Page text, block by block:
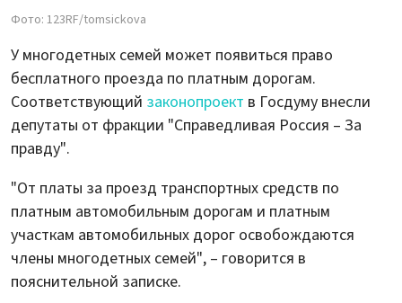
Фото: 123RF/tomsickova
У многодетных семей может появиться право
бесплатного проезда по платным дорогам.
Соответствующий законопроект в Госдуму внесли
депутаты от фракции "Справедливая Россия – За
правду".
"От платы за проезд транспортных средств по
платным автомобильным дорогам и платным
участкам автомобильных дорог освобождаются
члены многодетных семей", – говорится в
пояснительной записке.